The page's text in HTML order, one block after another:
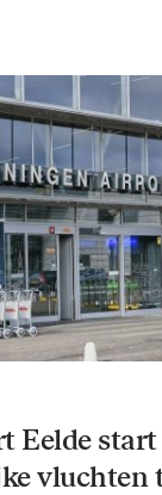
Eelde
vluchten